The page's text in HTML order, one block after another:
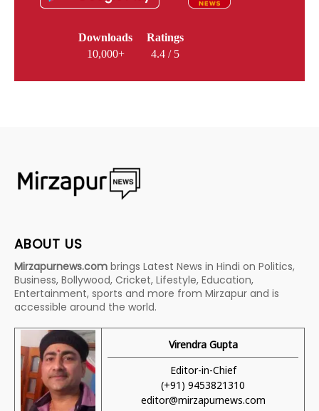
Downloads
10,000+
Ratings
4.4 / 5
ABOUT US
Mirzapurnews.com brings Latest News in Hindi on Politics,
Business, Bollywood, Cricket, Lifestyle, Education,
Entertainment, sports and more from Mirzapur and is
accessible around the world.
Virendra Gupta
Editor-in-Chief
(+91) 9453821310
editor@mirzapurnews.com